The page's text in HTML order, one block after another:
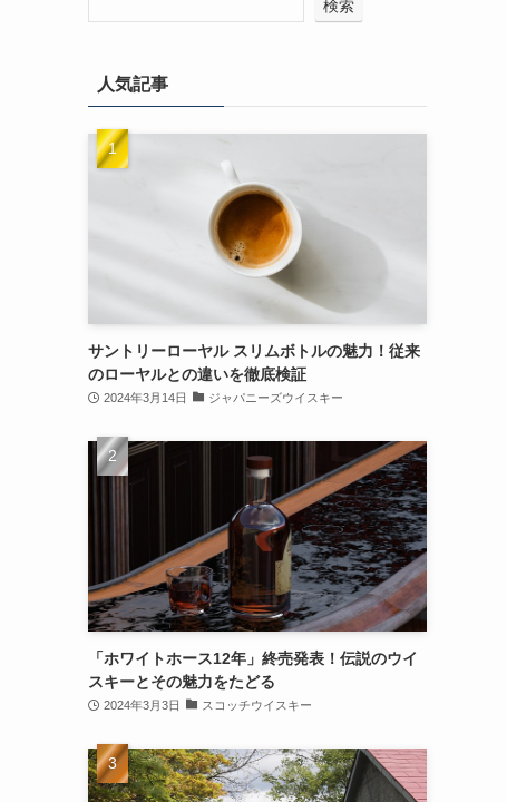
検索
人気記事
サントリーローヤル スリムボトルの魅力！従来
のローヤルとの違いを徹底検証
2024年3月14日 ジャパニーズウイスキー
「ホワイトホース12年」終売発表！伝説のウイ
スキーとその魅力をたどる
2024年3月3日 スコッチウイスキー